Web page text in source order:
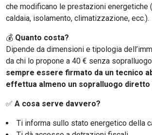
che modificano le prestazioni energetiche
caldaia, isolamento, climatizzazione, ecc.).
💰 Quanto costa?
Dipende da dimensioni e tipologia
da chi lo propone a 40 € senza
sempre essere firmato da un tecnico
effettua almeno un sopralluogo diretto
✅ A cosa serve davvero?
Ti informa sullo stato energetico della